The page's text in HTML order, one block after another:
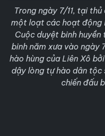
Trong ngày 7/11, tại
một loạt các hoạt động
Cuộc duyệt binh huyền
binh năm xưa vào ngày
hào hùng của Liên Xô
dậy lòng tự hào dân tộc
chiến đấu